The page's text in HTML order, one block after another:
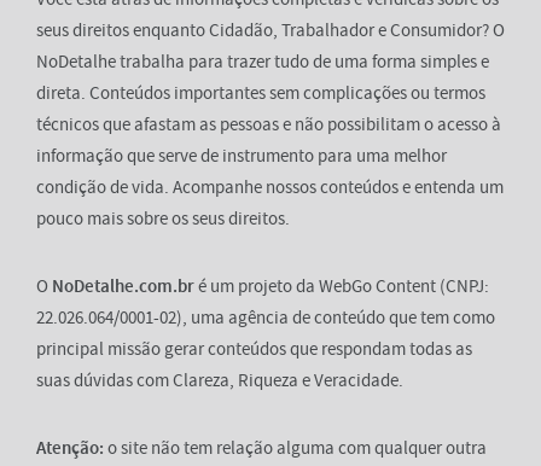
seus direitos enquanto Cidadão, Trabalhador e Consumidor? O
NoDetalhe trabalha para trazer tudo de uma forma simples e
direta. Conteúdos importantes sem complicações ou termos
técnicos que afastam as pessoas e não possibilitam o acesso à
informação que serve de instrumento para uma melhor
condição de vida. Acompanhe nossos conteúdos e entenda um
pouco mais sobre os seus direitos.
O NoDetalhe.com.bré um projeto da WebGo Content (CNPJ:
22.026.064/0001-02), uma agência de conteúdo que tem como
principal missão gerar conteúdos que respondam todas as
suas dúvidas com Clareza, Riqueza e Veracidade.
Atenção: o site não tem relação alguma com qualquer outra